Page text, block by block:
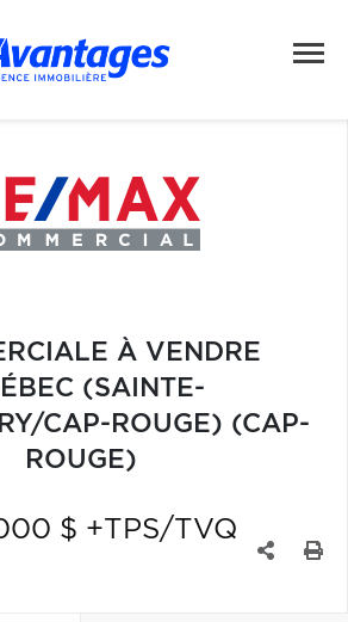
À VENDRE
(SAINTE-
CAP-ROUGE) (CAP-
ROUGE)
$ +TPS/TVQ